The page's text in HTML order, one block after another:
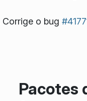
Corrige o bug
Pacotes